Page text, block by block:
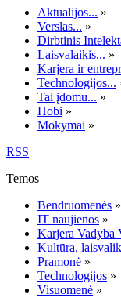
Aktualijos... »
Verslas... »
Dirbtinis
Laisvalaikis... »
Karjera ir
Technologijos...
Tai įdomu... »
Hobi »
Mokymai »
RSS
Temos
Bendruomenės »
IT naujienos »
Karjera Vadyba
Kultūra,
Pramonė »
Technologijos »
Visuomenė »